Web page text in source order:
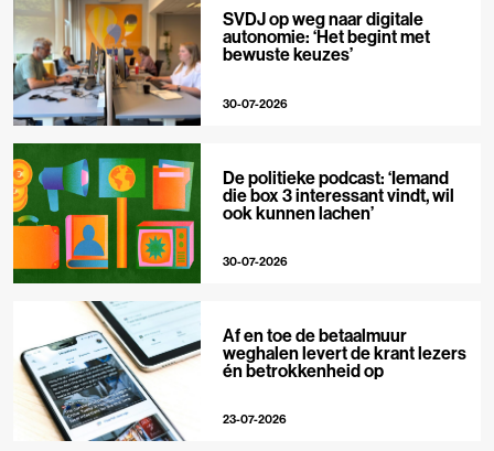
SVDJ op weg naar digitale
autonomie: ‘Het begint met
bewuste keuzes’
30-07-2026
De politieke podcast: ‘Iemand
die box 3 interessant vindt, wil
ook kunnen lachen’
30-07-2026
Af en toe de betaalmuur
weghalen levert de krant lezers
én betrokkenheid op
23-07-2026